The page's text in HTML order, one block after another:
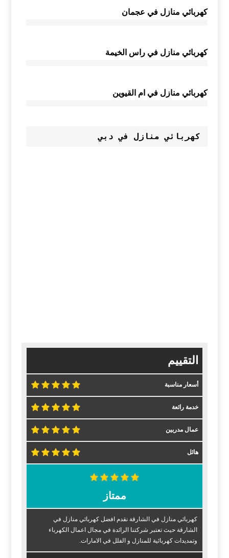
كهربائي منازل في عجمان
كهربائي منازل في راس الخيمة
كهربائي منازل في ام القيوين
كهربائي منازل في دبي
التقييم
أسعار مناسبة
خدمة رائعة
عمال مدربين
هائل
ممتاز
كهربائي منازل في الشارقة نقدم افضل كهربائي منازل في
الشارقة حيث تعتبر شركتنا الرائدة في مجال اعمال الكهرباء
وتمديدات كهربائية للمنازل و الفلل في الامارات.